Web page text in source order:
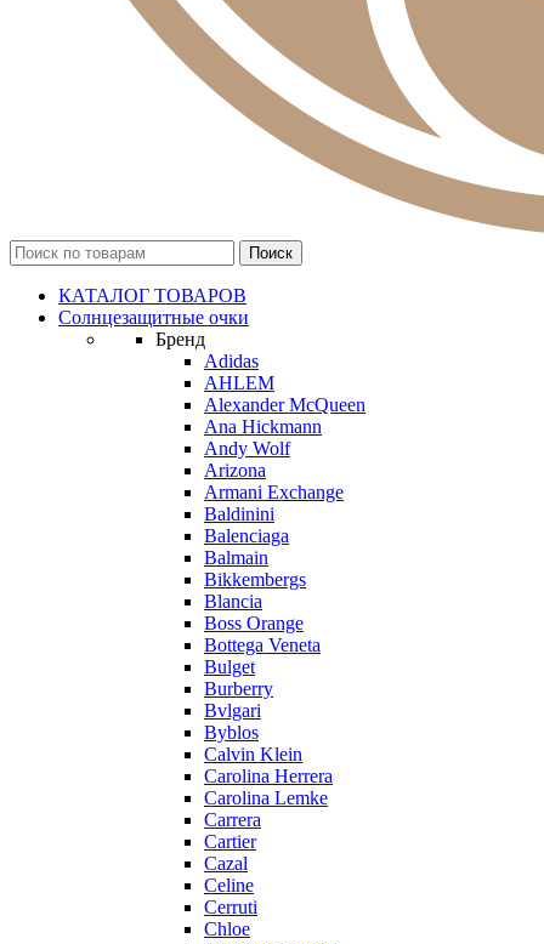
КАТАЛОГ ТОВАРОВ
Солнцезащитные очки
Бренд
Adidas
AHLEM
Alexander McQueen
Ana Hickmann
Andy Wolf
Arizona
Armani Exchange
Baldinini
Balenciaga
Balmain
Bikkembergs
Blancia
Boss Orange
Bottega Veneta
Bulget
Burberry
Bvlgari
Byblos
Calvin Klein
Carolina Herrera
Carolina Lemke
Carrera
Cartier
Cazal
Celine
Cerruti
Chloe